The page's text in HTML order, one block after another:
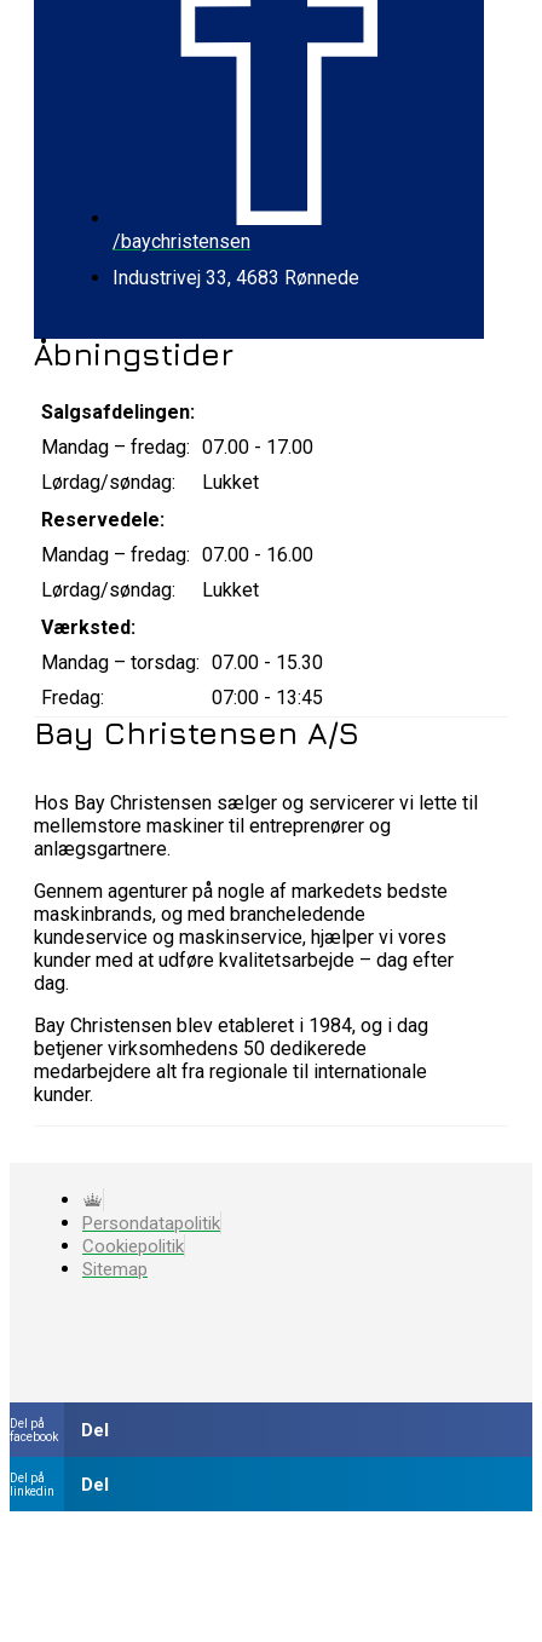
/baychristensen
Industrivej 33, 4683 Rønnede
Åbningstider
Salgsafdelingen:
Mandag – fredag: 07.00 - 17.00
Lørdag/søndag:
Lukket
Reservedele:
Mandag – fredag: 07.00 - 16.00
Lørdag/søndag:
Lukket
Værksted:
Mandag – torsdag: 07.00 - 15.30
Fredag:
07:00 - 13:45
Bay Christensen A/S
Hos Bay Christensen sælger og servicerer vi lette til
mellemstore maskiner til entreprenører og
anlægsgartnere.
Gennem agenturer på nogle af markedets bedste
maskinbrands, og med brancheledende
kundeservice og maskinservice, hjælper vi vores
kunder med at udføre kvalitetsarbejde – dag efter
dag.
Bay Christensen blev etableret i 1984, og i dag
betjener virksomhedens 50 dedikerede
medarbejdere alt fra regionale til internationale
kunder.
Persondatapolitik
Cookiepolitik
Sitemap
Del på
facebook
Del
Del på
linkedin
Del